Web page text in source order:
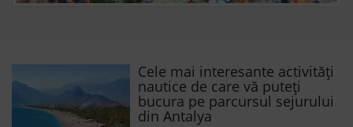
Cele mai interesante activități
nautice de care vă puteți
bucura pe parcursul sejurului
din Antalya